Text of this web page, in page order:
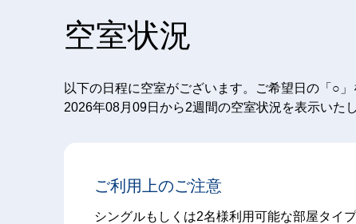
空室状況
以下の日程に空室がございます。ご希望日の「○」
2026年08月09日から2週間の空室状況を表示いたし
ご利用上のご注意
シングルもしくは2名様利用可能な部屋タイ